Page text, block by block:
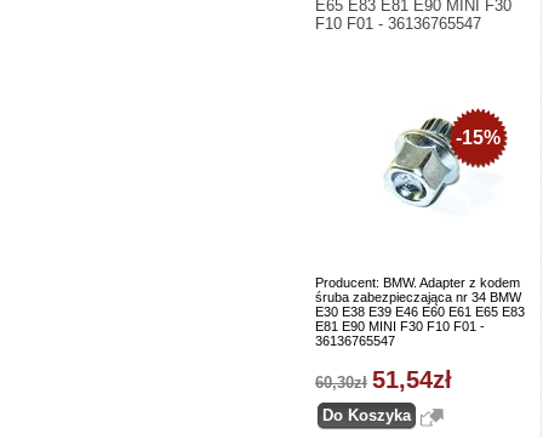
E65 E83 E81 E90 MINI F30
F10 F01 - 36136765547
Producent: BMW. Adapter z kodem
śruba zabezpieczająca nr 34 BMW
E30 E38 E39 E46 E60 E61 E65 E83
E81 E90 MINI F30 F10 F01 -
36136765547
-15%
60,30zł 51,54zł